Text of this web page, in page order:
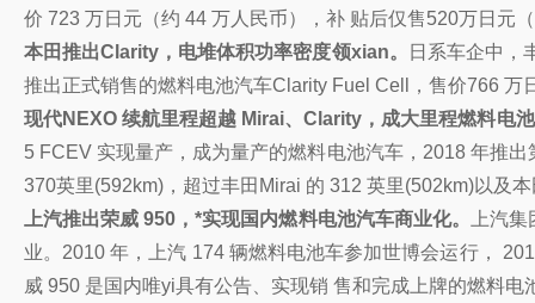
价 723 万日元（约 44 万人民币），补 贴后仅售520万日元
本田推出Clarity，电堆体积功率密度领xian。
日系车企中，
推出正式销售的燃料电池汽车Clarity Fuel Cell，售价766
现代NEXO 续航里程超越 Mirai、Clarity，成大里程燃料电
5 FCEV 实现量产，成为量产的燃料电池汽车，2018 年推
370英里(592km)，超过丰田Mirai 的 312 英里(502km)以及
上汽推出荣威 950，*实现国内燃料电池汽车商业化。
上汽
业。2010 年，上汽 174 辆燃料电池车参加世博会运行，
威 950 是国内唯yi具有公告、实现销 售和完成上牌的燃料